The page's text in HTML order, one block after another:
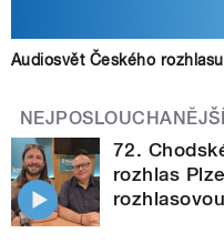
Audiosvět Českého
NEJPOSLOUCHANĚJŠÍ
72.
rozhlas